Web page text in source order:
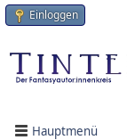
Einloggen
Hauptmenü